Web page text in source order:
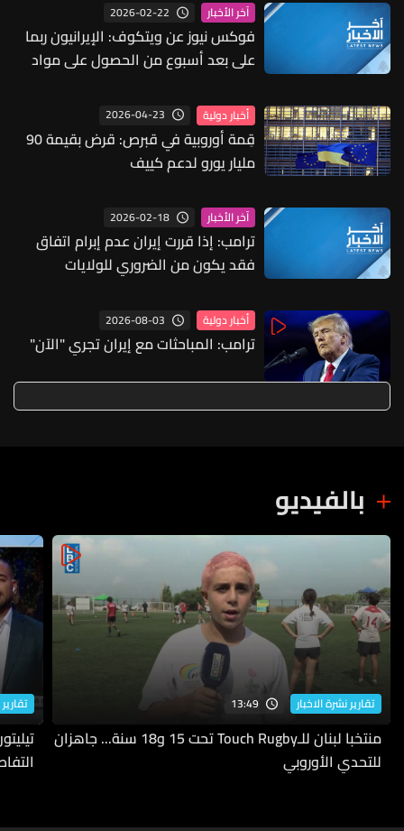
آخر الأخبار 2026-02-22
فوكس نيوز عن ويتكوف: الإيرانيون ربما
على بعد أسبوع من الحصول على مواد
أخبار دولية 2026-04-23
قِمة أوروبية في قبرص: قرض بقيمة 90
مليار يورو لدعم كييف
آخر الأخبار 2026-02-18
ترامب: إذا قررت إيران عدم إبرام اتفاق
فقد يكون من الضروري للولايات
لصد أي هجوم محتمل من نظام شديد
الاضطراب والخطورة
أخبار دولية 2026-08-03
ترامب: المباحثات مع إيران تجري "الآن"
بالفيديو
تقارير نشرة الاخبار 13:49
منتخبا لبنان للـTouch Rugby تحت 15 و18 سنة... جاهزان
للتحدي الأوروبي